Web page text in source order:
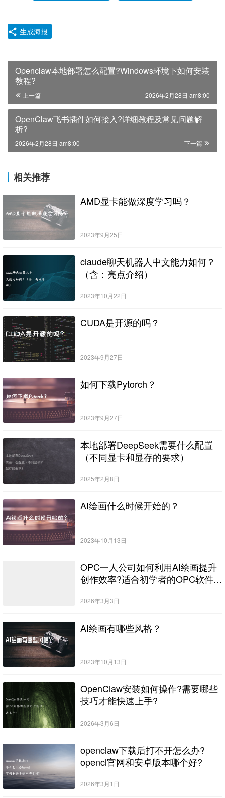
生成海报
Openclaw本地部署怎么配置?Windows环境下如何安装
教程?
上一篇 2026年2月28日 am8:00
OpenClaw飞书插件如何接入?详细教程及常见问题解
析?
下一篇
2026年2月28日 am8:00
相关推荐
AMD显卡能做深度学习吗？
2023年9月25日
claude聊天机器人中文能力如何？
（含：亮点介绍）
2023年10月22日
CUDA是开源的吗？
2023年9月27日
如何下载Pytorch？
2023年9月27日
本地部署DeepSeek需要什么配置
（不同显卡和显存的要求）
2025年2月8日
AI绘画什么时候开始的？
2023年10月13日
OPC一人公司如何利用AI绘画提升
创作效率?适合初学者的OPC软件推
2026年3月3日
AI绘画有哪些风格？
2023年10月13日
OpenClaw安装如何操作?需要哪些
技巧才能快速上手?
2026年3月6日
openclaw下载后打不开怎么办?
opencl官网和安卓版本哪个好?
2026年3月1日